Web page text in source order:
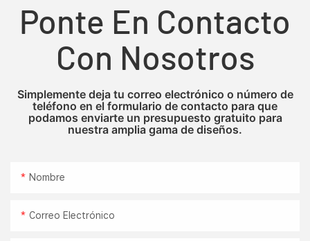
Ponte En Contacto
Con Nosotros
Simplemente deja tu correo electrónico o número de
teléfono en el formulario de contacto para que
podamos enviarte un presupuesto gratuito para
nuestra amplia gama de diseños.
Nombre
Correo Electrónico